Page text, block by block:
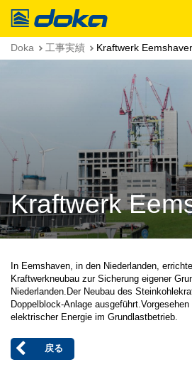
Doka
Doka 工事実績 Kraftwerk
Kraftwerk
In Eemshaven, in den Niederlanden,
Kraftwerkneubau zur Sicherung eigener
Niederlanden.Der Neubau des
Doppelblock-Anlage
elektrischer Energie im Grundlastbetrieb.
戻る